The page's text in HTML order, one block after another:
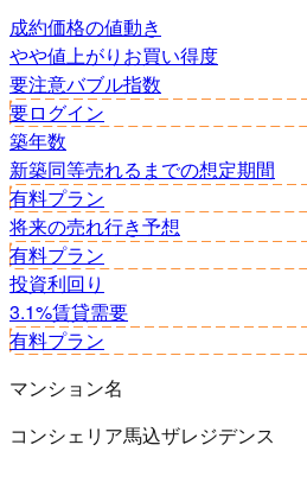
成約価格の値動き
やや値上がり お買い得度
要注意バブル指数
要ログイン
築年数
新築同等売れるまでの想定期間
有料プラン
将来の売れ行き予想
有料プラン
投資利回り
3.1%賃貸需要
有料プラン
マンション名
コンシェリア馬込ザレジデンス